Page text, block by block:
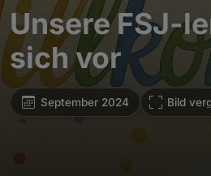
Unsere FSJ-
sich vor
September 2024 Bild